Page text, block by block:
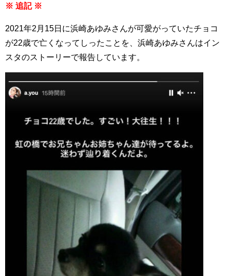
※ 追記 ※
2021年2月15日に浜崎あゆみさんが可愛がっていたチョコ
が22歳で亡くなってしったことを、浜崎あゆみさんはイン
スタのストーリーで報告しています。